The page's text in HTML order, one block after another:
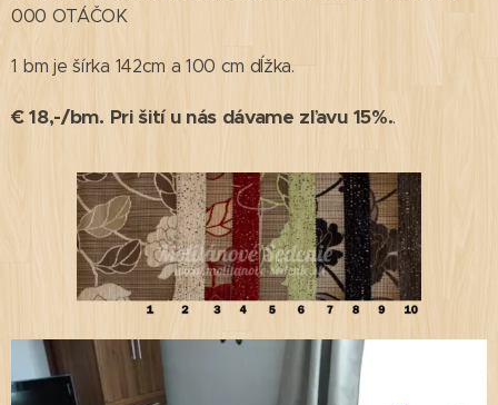
000 OTÁČOK
1 bm je šírka 142cm a 100 cm dĺžka.
€ 18,-/bm. Pri šití u nás dávame zľavu 15%..